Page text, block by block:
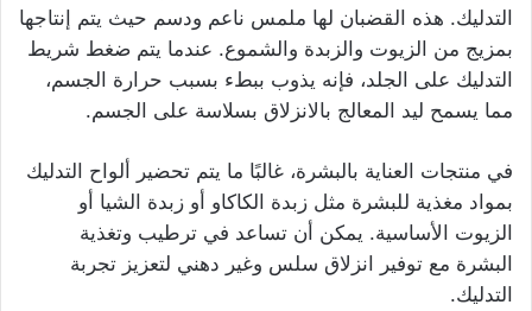
التدليك. هذه القضبان لها ملمس ناعم ودسم حيث يتم إنتاجها
بمزيج من الزيوت والزبدة والشموع. عندما يتم ضغط شريط
التدليك على الجلد، فإنه يذوب ببطء بسبب حرارة الجسم،
مما يسمح ليد المعالج بالانزلاق بسلاسة على الجسم.
في منتجات العناية بالبشرة، غالبًا ما يتم تحضير ألواح التدليك
بمواد مغذية للبشرة مثل زبدة الكاكاو أو زبدة الشيا أو
الزيوت الأساسية. يمكن أن تساعد في ترطيب وتغذية
البشرة مع توفير انزلاق سلس وغير دهني لتعزيز تجربة
التدليك.